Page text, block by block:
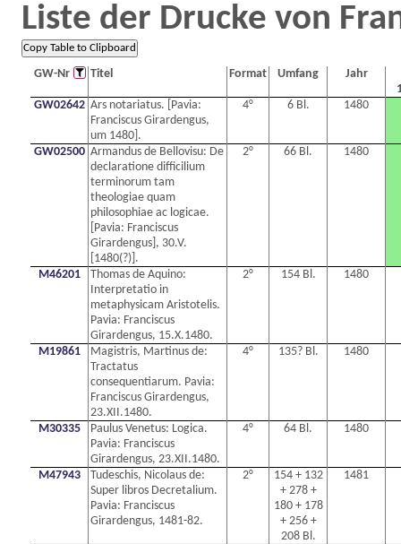
Liste der Drucke von
GW-Nr Titel Format Umfang Jahr
GW02642 Ars notariatus. [Pavia:
Franciscus Girardengus,
um 1480].
4° 6 Bl. 1480
GW02500 Armandus de Bellovisu: De
declaratione difficilium
terminorum tam
theologiae quam
philosophiae ac logicae.
[Pavia: Franciscus
Girardengus], 30.V.
[1480(?)].
2° 66 Bl. 1480
M46201
Thomas de Aquino:
Interpretatio in
metaphysicam Aristotelis.
Pavia: Franciscus
Girardengus, 15.X.1480.
2° 154 Bl. 1480
M19861
Magistris, Martinus de:
Tractatus
consequentiarum. Pavia:
Franciscus Girardengus,
23.XII.1480.
4° 135? Bl. 1480
M30335
Paulus Venetus: Logica.
Pavia: Franciscus
Girardengus, 23.XII.1480.
4° 64 Bl. 1480
M47943
Tudeschis, Nicolaus de:
Super libros Decretalium.
Pavia: Franciscus
Girardengus, 1481-82.
2°
154 + 132
+ 278 +
180 + 178
+ 256 +
208 Bl.
1481